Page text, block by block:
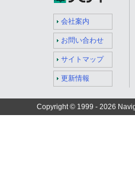
会社案内
お問い合わせ
サイトマップ
更新情報
Copyright © 1999 - 2026